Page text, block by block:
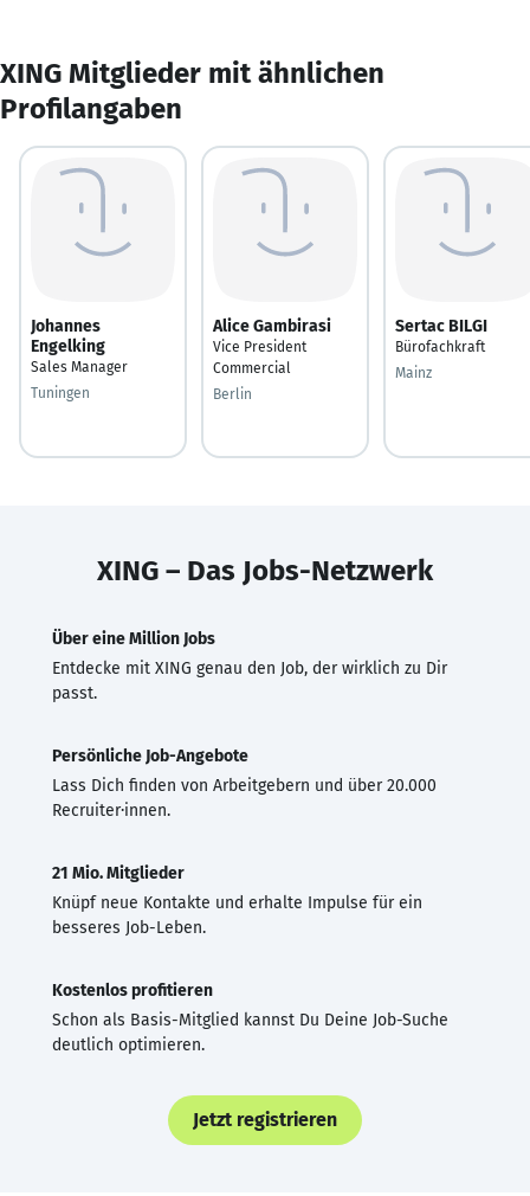
XING Mitglieder mit ähnlichen
Profilangaben
Johannes
Engelking
Sales Manager
Tuningen
Alice Gambirasi
Vice President
Commercial
Berlin
Sertac BILGI
Bürofachkraft
Mainz
XING – Das Jobs-Netzwerk
Über eine Million Jobs
Entdecke mit XING genau den Job, der wirklich zu Dir
passt.
Persönliche Job-Angebote
Lass Dich finden von Arbeitgebern und über 20.000
Recruiter·innen.
21 Mio. Mitglieder
Knüpf neue Kontakte und erhalte Impulse für ein
besseres Job-Leben.
Kostenlos profitieren
Schon als Basis-Mitglied kannst Du Deine Job-Suche
deutlich optimieren.
Jetzt registrieren